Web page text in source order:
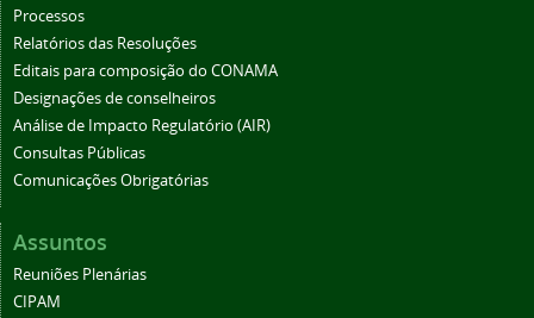
Processos
Relatórios das Resoluções
Editais para composição do CONAMA
Designações de conselheiros
Análise de Impacto Regulatório (AIR)
Consultas Públicas
Comunicações Obrigatórias
Assuntos
Reuniões Plenárias
CIPAM